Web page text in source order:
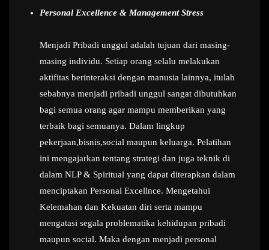
Personal Excellence & Management Stress
Menjadi Pribadi unggul adalah tujuan dari masing-
masing individu. Setiap orang selalu melakukan
aktifitas berinteraksi dengan manusia lainnya, itulah
sebabnya menjadi pribadi unggul sangat dibutuhkan
bagi semua orang agar mampu memberikan yang
terbaik bagi semuanya. Dalam lingkup
pekerjaan,bisnis,social maupun keluarga. Pelatihan
ini mengajarkan tentang strategi dan juga teknik di
dalam NLP & Spiritual yang dapat diterapkan dalam
menciptakan Personal Excellnce. Mengetahui
Kelemahan dan Kekuatan diri serta mampu
mengatasi segala problematika kehidupan pribadi
maupun social. Maka dengan menjadi personal